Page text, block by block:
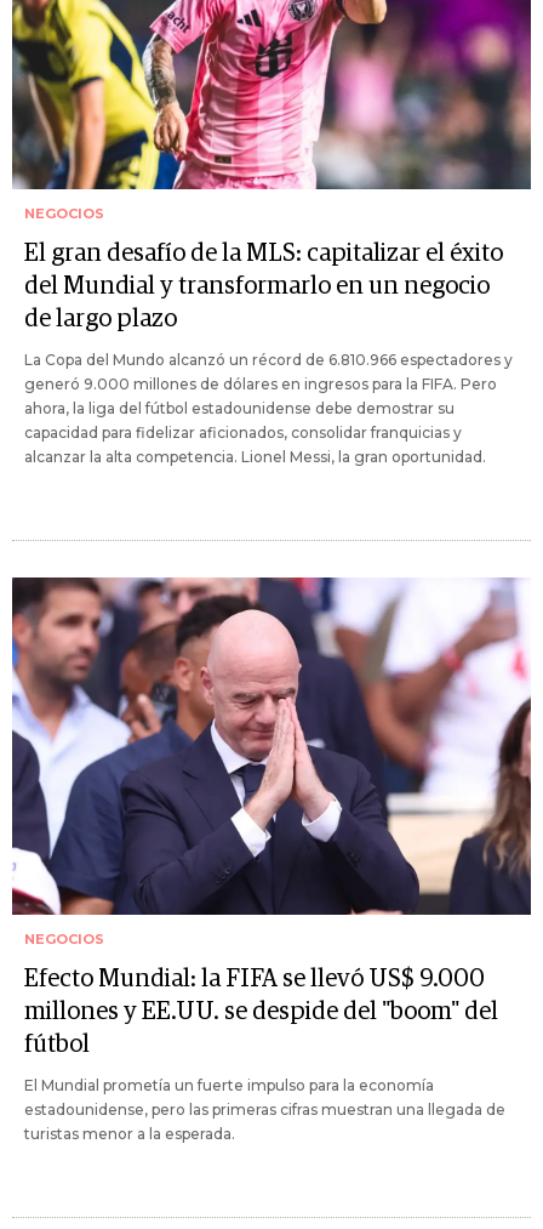
NEGOCIOS
El gran desafío de la MLS: capitalizar el éxito
del Mundial y transformarlo en un negocio
de largo plazo
La Copa del Mundo alcanzó un récord de 6.810.966 espectadores y
generó 9.000 millones de dólares en ingresos para la FIFA. Pero
ahora, la liga del fútbol estadounidense debe demostrar su
capacidad para fidelizar aficionados, consolidar franquicias y
alcanzar la alta competencia. Lionel Messi, la gran oportunidad.
NEGOCIOS
Efecto Mundial: la FIFA se llevó US$ 9.000
millones y EE.UU. se despide del "boom" del
fútbol
El Mundial prometía un fuerte impulso para la economía
estadounidense, pero las primeras cifras muestran una llegada de
turistas menor a la esperada.